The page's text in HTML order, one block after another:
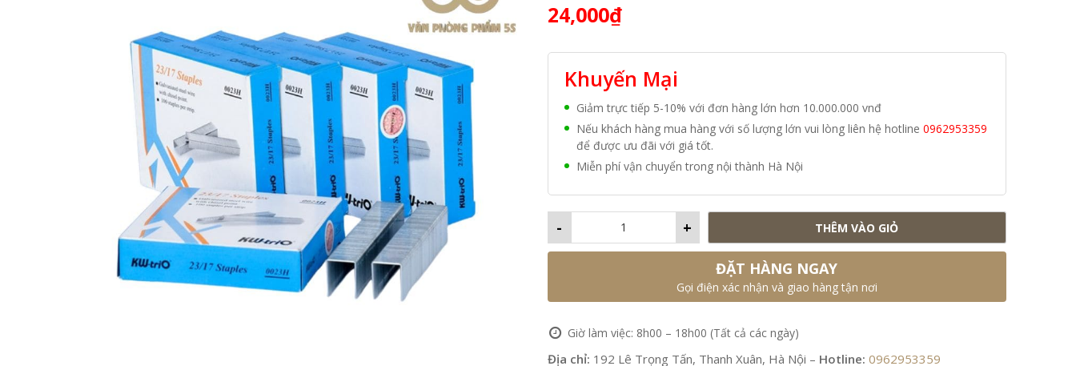
24,000₫
Khuyến Mại
Giảm trực tiếp 5-10% với đơn hàng lớn hơn 10.000.000 vnđ
Nếu khách hàng mua hàng với số lượng lớn vui lòng liên hệ hotline 0962953359
để được ưu đãi với giá tốt.
Miễn phí vận chuyển trong nội thành Hà Nội
+
- THÊM VÀO GIỎ
ĐẶT HÀNG NGAY
Gọi điện xác nhận và giao hàng tận nơi
Giờ làm việc: 8h00 – 18h00 (Tất cả các ngày)
Địa chỉ: 192 Lê Trọng Tấn, Thanh Xuân, Hà Nội – Hotline: 0962953359